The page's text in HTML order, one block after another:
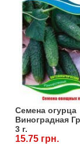
Семена огурца
Виноградная
3 г.
15.75 грн.
Семена
Семена
Семена табака
Семена томатов
Семена
клещей, ос,
Средства
Средства
Средства
Средства